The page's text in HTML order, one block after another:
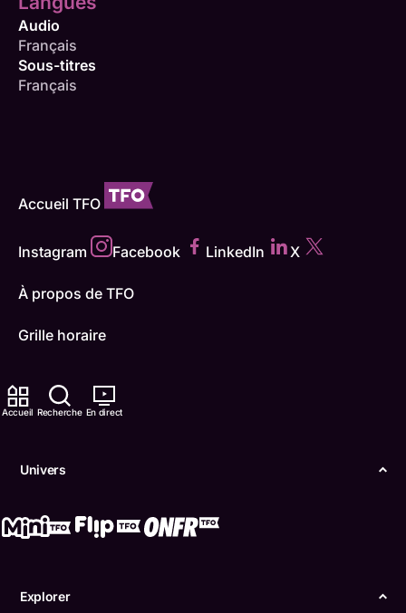
Accueil Recherche En direct
Univers
Explorer
Audio
Français
Sous-titres
Français
Accueil TFO
Instagram Facebook LinkedIn X
À propos de TFO
Grille horaire
Carrières
TFO Apprendre à la maison
Contactez-nous